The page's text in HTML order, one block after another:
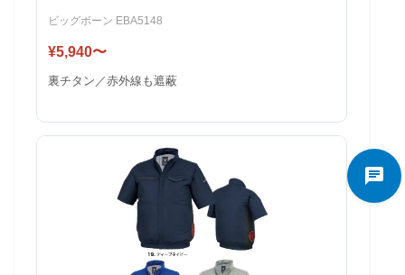
ビッグボーン EBA5148
¥5,940〜
裏チタン／赤外線も遮蔽